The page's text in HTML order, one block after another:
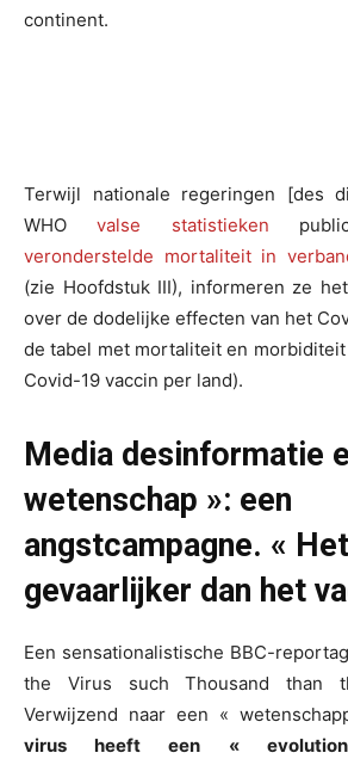
continent.
Terwijl nationale regeringen [des
WHOvalse statistieken
veronderstelde mortaliteit in
(zie Hoofdstuk III), informeren ze
over de dodelijke effecten van het
de tabel met mortaliteit en
Covid-19 vaccin per land).
Media desinformatie
wetenschap »: een
angstcampagne. «
gevaarlijker dan het
Een sensationalistische BBC-
the Virus such Thousand than
Verwijzend naar een «
virus heeft een «